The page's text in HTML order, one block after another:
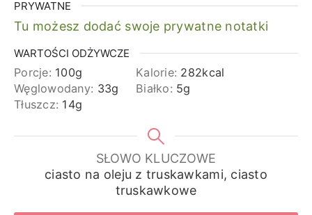
PRYWATNE
Tu możesz dodać swoje prywatne notatki
WARTOŚCI ODŻYWCZE
Porcje: 100g Kalorie: 282kcal
Węglowodany: 33g Białko: 5g
Tłuszcz: 14g
SŁOWO KLUCZOWE
ciasto na oleju z truskawkami, ciasto
truskawkowe